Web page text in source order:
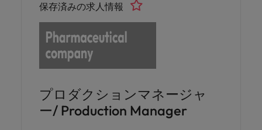
プロダクションマネージャ
ー/ Production Manager
保存済みの求人情報